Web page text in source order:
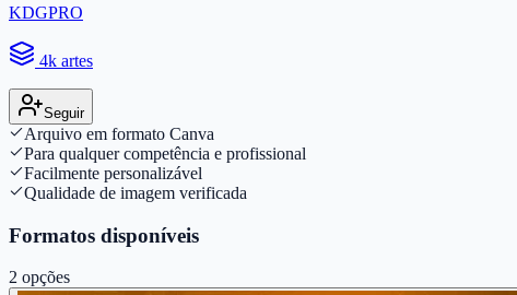
KDGPRO
4k artes
Seguir
Arquivo em formato Canva
Para qualquer competência e profissional
Facilmente personalizável
Qualidade de imagem verificada
Formatos disponíveis
2 opções